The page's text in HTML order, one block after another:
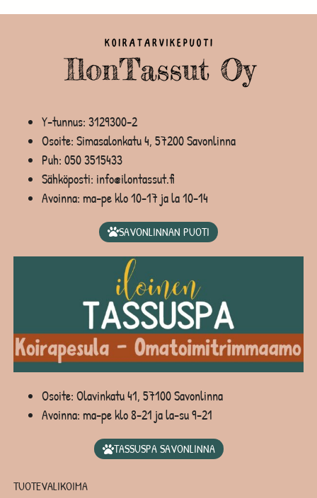
Y-tunnus: 3129300-2
Osoite: Simasalonkatu 4, 57200 Savonlinna
Puh: 050 3515433
Sähköposti: info@ilontassut.fi
Avoinna: ma-pe klo 10-17 ja la 10-14
SAVONLINNAN PUOTI
Osoite: Olavinkatu 41, 57100 Savonlinna
Avoinna: ma-pe klo 8-21 ja la-su 9-21
TASSUSPA SAVONLINNA
TUOTEVALIKOIMA